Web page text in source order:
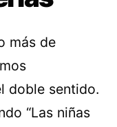
más de
doble sentido.
“Las niñas